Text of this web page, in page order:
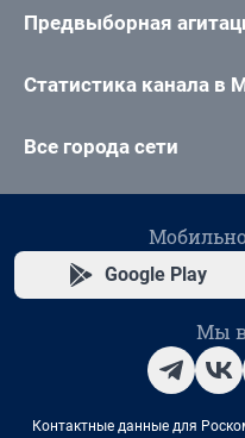
Предвыборная
Статистика канала в
Все города сети
Google Play
Мы в
Контактные данные для